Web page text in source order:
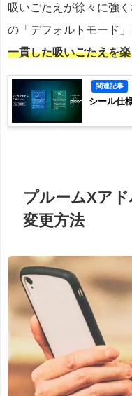
吸いごたえが徐々に強
の「デフォルトモード」
一貫した吸いごたえを
関連記事
シール仕
プルームXア
変更方法